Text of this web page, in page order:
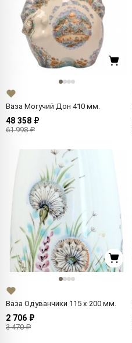
Ваза Могучий Дон 410 мм.
48 358 ₽
61 998 ₽
Ваза Одуванчики 115 x 200 мм.
2 706 ₽
3 470 ₽